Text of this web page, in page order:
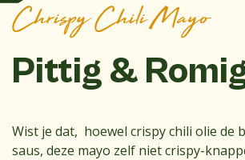
Chrispy Chili Mayo
Pittig &
Wist je dat, hoewel crispy chili olie de
saus, deze mayo zelf niet crispy-